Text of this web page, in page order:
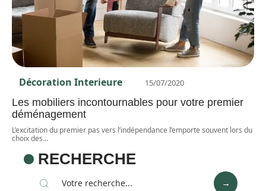
Décoration Interieure 15/07/2020
Les mobiliers incontournables pour votre premier
déménagement
L’excitation du premier pas vers l’indépendance l’emporte souvent lors du
choix des…
RECHERCHE